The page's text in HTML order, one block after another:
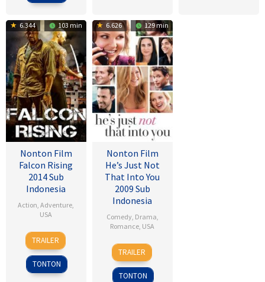
6.344 103 min
Nonton Film
Falcon Rising
2014 Sub
Indonesia
Action,Adventure,
USA
5
Sep
2014
Ernie
Barbarash
TRAILER
TONTON
6.626 129 min
Nonton Film
He’s Just Not
That Into You
2009 Sub
Indonesia
Comedy, Drama,
Romance, USA
6
Feb
2009
Ken
Kwapis
TRAILER
TONTON